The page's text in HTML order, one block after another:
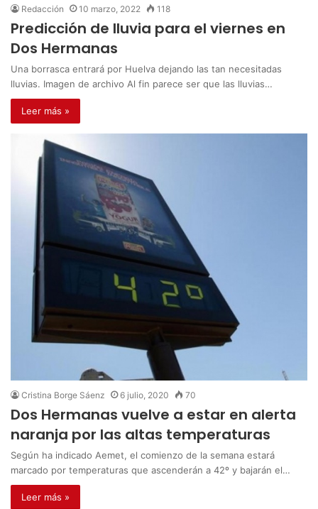
Redacción 10 marzo, 2022 118
Predicción de lluvia para el viernes en
Dos Hermanas
Una borrasca entrará por Huelva dejando las tan necesitadas
lluvias. Imagen de archivo Al fin parece ser que las lluvias…
Leer más »
Cristina Borge Sáenz 6 julio, 2020 70
Dos Hermanas vuelve a estar en alerta
naranja por las altas temperaturas
Según ha indicado Aemet, el comienzo de la semana estará
marcado por temperaturas que ascenderán a 42º y bajarán el…
Leer más »